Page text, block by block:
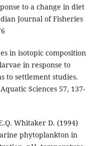
to a change in diet
Journal of Fisheries
in isotopic composition
in response to
to settlement studies.
Sciences 57, 137-
Whitaker D. (1994)
phytoplankton in